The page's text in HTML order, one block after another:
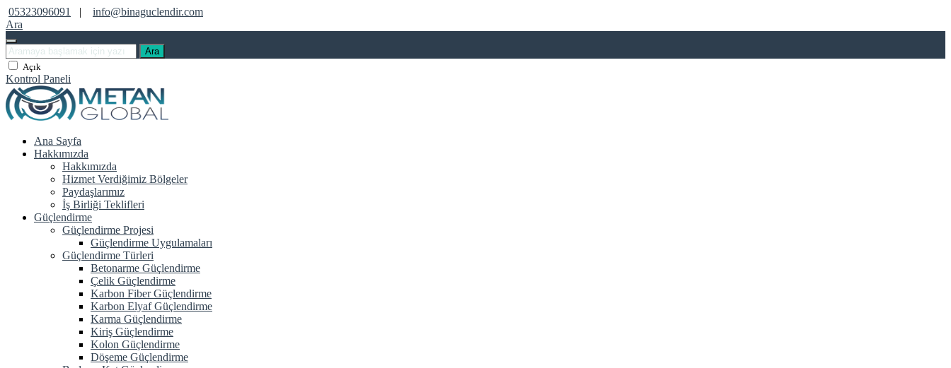
05323096091 |
info@binaguclendir.com
Ara
Ara
Açık
Kontrol Paneli
Ana Sayfa
Hakkımızda
Hakkımızda
Hizmet Verdiğimiz Bölgeler
Paydaşlarımız
İş Birliği Teklifleri
Güçlendirme
Güçlendirme Projesi
Güçlendirme Uygulamaları
Güçlendirme Türleri
Betonarme Güçlendirme
Çelik Güçlendirme
Karbon Fiber Güçlendirme
Karbon Elyaf Güçlendirme
Karma Güçlendirme
Kiriş Güçlendirme
Kolon Güçlendirme
Döşeme Güçlendirme